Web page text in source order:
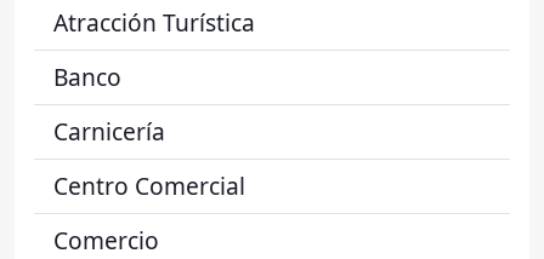
Atracción Turística
Banco
Carnicería
Centro Comercial
Comercio